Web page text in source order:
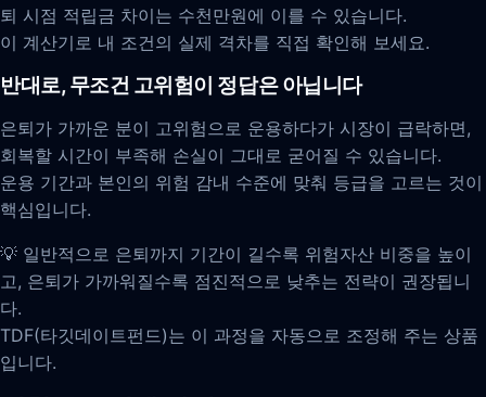
퇴 시점 적립금 차이는 수천만원에 이를 수 있습니다.
이 계산기로 내 조건의 실제 격차를 직접 확인해 보세요.
반대로, 무조건 고위험이 정답은 아닙니다
은퇴가 가까운 분이 고위험으로 운용하다가 시장이 급락하면,
회복할 시간이 부족해 손실이 그대로 굳어질 수 있습니다.
운용 기간과 본인의 위험 감내 수준에 맞춰 등급을 고르는 것이
핵심입니다.
💡 일반적으로 은퇴까지 기간이 길수록 위험자산 비중을 높이
고, 은퇴가 가까워질수록 점진적으로 낮추는 전략이 권장됩니
다.
TDF(타깃데이트펀드)는 이 과정을 자동으로 조정해 주는 상품
입니다.